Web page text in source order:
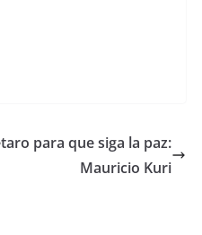
para que siga la paz:
Mauricio Kuri